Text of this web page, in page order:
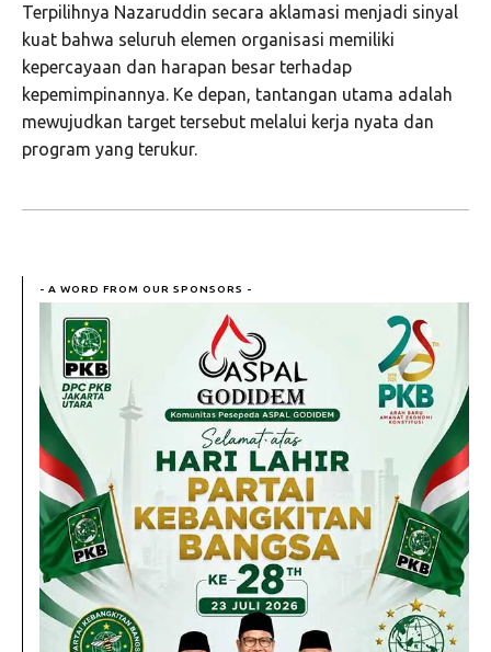
Terpilihnya Nazaruddin secara aklamasi menjadi sinyal
kuat bahwa seluruh elemen organisasi memiliki
kepercayaan dan harapan besar terhadap
kepemimpinannya. Ke depan, tantangan utama adalah
mewujudkan target tersebut melalui kerja nyata dan
program yang terukur.
- A WORD FROM OUR SPONSORS -